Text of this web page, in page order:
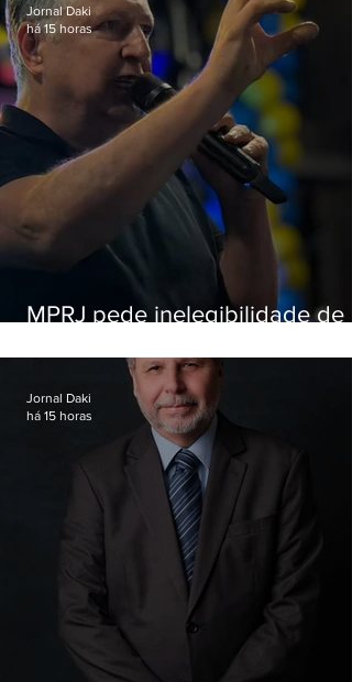
MPRJ pede inelegibilidade de
Jornal Daki
há 15 horas
Jornal Daki
há 15 horas